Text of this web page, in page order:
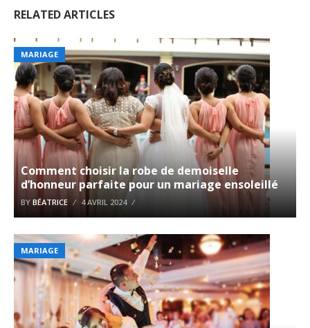
RELATED ARTICLES
MARIAGE
Comment choisir la robe de demoiselle
d’honneur parfaite pour un mariage ensoleillé
BY BÉATRICE 4 AVRIL 2024
MARIAGE